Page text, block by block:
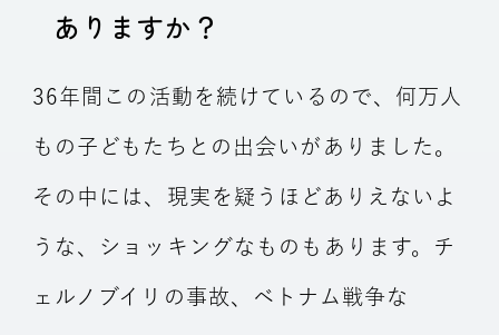
ありますか？
36年間この活動を続けているので、何万人
もの子どもたちとの出会いがありました。
その中には、現実を疑うほどありえないよ
うな、ショッキングなものもあります。チ
ェルノブイリの事故、ベトナム戦争な